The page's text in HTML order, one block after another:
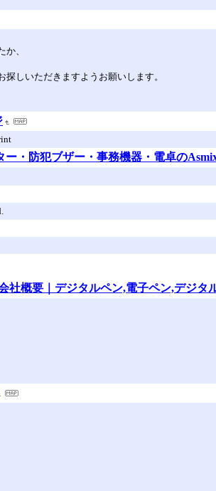
、
しいただきますようお願いします。
ー・防犯ブザー・事務機器・電卓の
社概要｜デジタルペン,電子ペン,デジタ